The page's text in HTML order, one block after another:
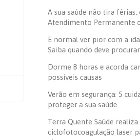
A sua saúde não tira
Atendimento Permanente
É normal ver pior com a
Saiba quando deve
Dorme 8 horas e acorda
possíveis causas
Verão em segurança: 5
proteger a sua saúde
Terra Quente Saúde
ciclofotocoagulação laser